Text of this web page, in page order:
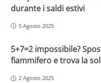
durante i saldi estivi
5 Agosto 2025
5+7=2 impossibile?
fiammifero e trova la
2 Agosto 2025